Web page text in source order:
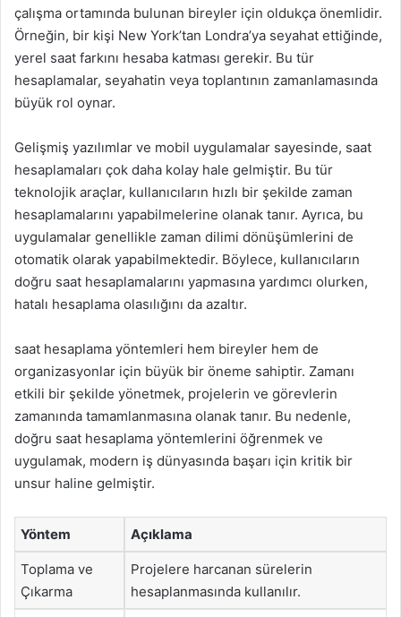
çalışma ortamında bulunan bireyler için oldukça önemlidir.
Örneğin, bir kişi New York’tan Londra’ya seyahat ettiğinde,
yerel saat farkını hesaba katması gerekir. Bu tür
hesaplamalar, seyahatin veya toplantının zamanlamasında
büyük rol oynar.
Gelişmiş yazılımlar ve mobil uygulamalar sayesinde, saat
hesaplamaları çok daha kolay hale gelmiştir. Bu tür
teknolojik araçlar, kullanıcıların hızlı bir şekilde zaman
hesaplamalarını yapabilmelerine olanak tanır. Ayrıca, bu
uygulamalar genellikle zaman dilimi dönüşümlerini de
otomatik olarak yapabilmektedir. Böylece, kullanıcıların
doğru saat hesaplamalarını yapmasına yardımcı olurken,
hatalı hesaplama olasılığını da azaltır.
saat hesaplama yöntemleri hem bireyler hem de
organizasyonlar için büyük bir öneme sahiptir. Zamanı
etkili bir şekilde yönetmek, projelerin ve görevlerin
zamanında tamamlanmasına olanak tanır. Bu nedenle,
doğru saat hesaplama yöntemlerini öğrenmek ve
uygulamak, modern iş dünyasında başarı için kritik bir
unsur haline gelmiştir.
Yöntem Açıklama
Toplama ve
Çıkarma
Projelere harcanan sürelerin
hesaplanmasında kullanılır.